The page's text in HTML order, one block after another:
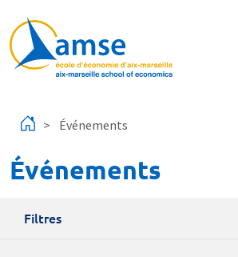
Événements
Événements
Filtres